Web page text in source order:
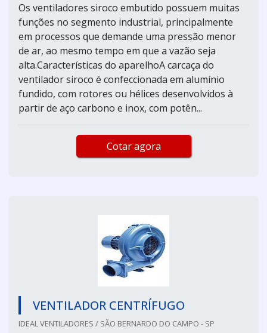
Os ventiladores siroco embutido possuem muitas
funções no segmento industrial, principalmente
em processos que demande uma pressão menor
de ar, ao mesmo tempo em que a vazão seja
alta.Características do aparelhoA carcaça do
ventilador siroco é confeccionada em alumínio
fundido, com rotores ou hélices desenvolvidos à
partir de aço carbono e inox, com potên...
Cotar agora
VENTILADOR CENTRÍFUGO
IDEAL VENTILADORES / SÃO BERNARDO DO CAMPO - SP